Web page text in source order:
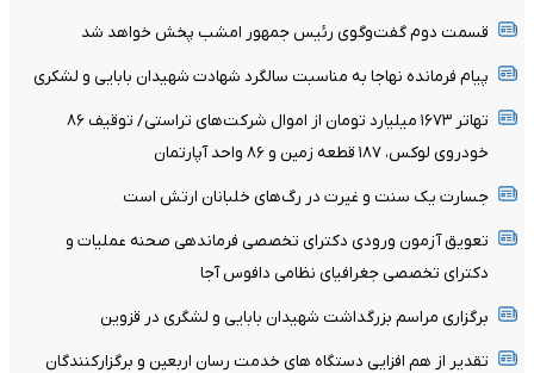
قسمت دوم گفت‌وگوی رئیس جمهور امشب پخش خواهد شد
پیام فرمانده نهاجا به مناسبت سالگرد شهادت شهیدان بابایی و لشکری
تهاتر ۱۶۷۳ میلیارد تومان از اموال شرکت‌های تراستی/ توقیف ۸۶
خودروی لوکس، ۱۸۷ قطعه زمین و ۸۶ واحد آپارتمان
جسارت یک سنت و غیرت در رگ‌های خلبانان ارتش است
تعویق آزمون ورودی دکترای تخصصی فرماندهی صحنه عملیات و
دکترای تخصصی جغرافیای نظامی دافوس آجا
برگزاری مراسم بزرگداشت شهیدان بابایی و لشگری در قزوین
تقدیر از هم افزایی دستگاه های خدمت رسان اربعین و برگزارکنندگان